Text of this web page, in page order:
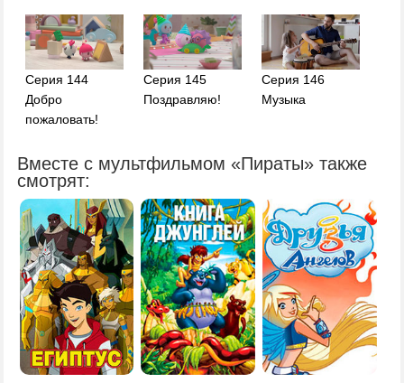
Серия 144
Добро
пожаловать!
Серия 145
Поздравляю!
Серия 146
Музыка
Вместе с мультфильмом «Пираты» также
смотрят: